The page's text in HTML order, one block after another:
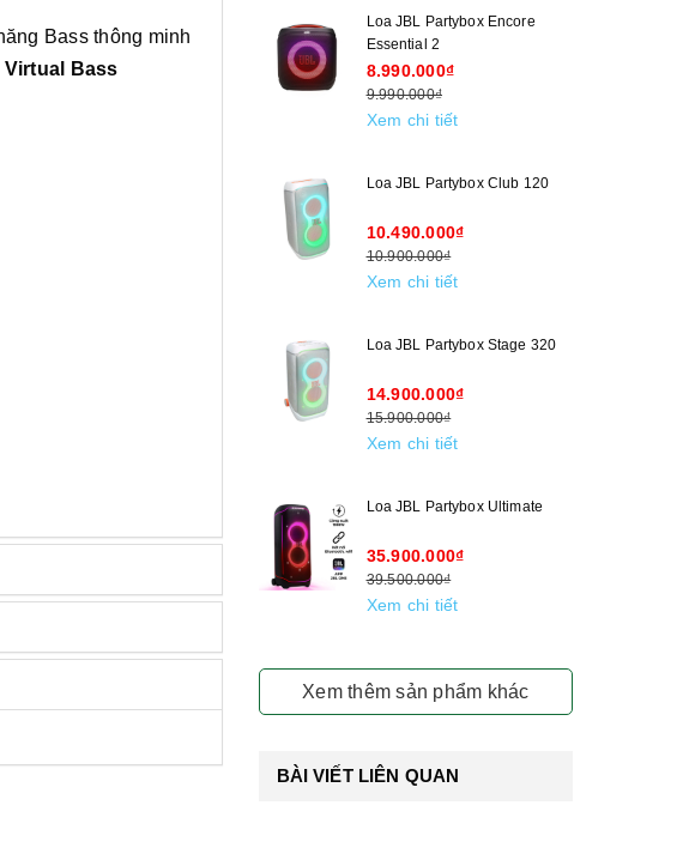
Bass thông minh
Bass
Loa JBL Partybox Encore
Essential 2
8.990.000₫
9.990.000₫
Xem chi tiết
Loa JBL Partybox Club 120
10.490.000₫
10.900.000₫
Xem chi tiết
Loa JBL Partybox Stage 320
14.900.000₫
15.900.000₫
Xem chi tiết
Loa JBL Partybox Ultimate
35.900.000₫
39.500.000₫
Xem chi tiết
Xem thêm sản phẩm khác
BÀI VIẾT LIÊN QUAN